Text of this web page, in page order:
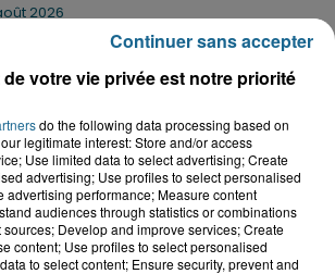
2026
: une fillette de 5 ans percutée
une voiture
2026
: le feu d'artifice du 15-Août
en raison de la...
2026
votre vie privée est notre priorité
do the following data processing based on
legitimate interest: Store and/or access
Use limited data to select advertising; Create
advertising; Use profiles to select personalised
advertising performance; Measure content
audiences through statistics or combinations
sources; Develop and improve services; Create
content; Use profiles to select personalised
to select content; Ensure security, prevent and
Continuer sans accepter